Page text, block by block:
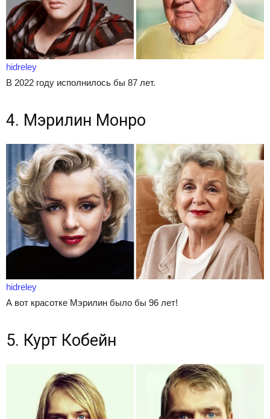
hidreley
В 2022 году исполнилось бы 87 лет.
4. Мэрилин Монро
hidreley
А вот красотке Мэрилин было бы 96 лет!
5. Курт Кобейн